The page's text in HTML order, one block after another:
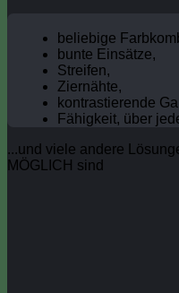
beliebige
bunte Einsätze,
Streifen,
Ziernähte,
kontrastierende
Fähigkeit, über
...und viele andere
MÖGLICH sind